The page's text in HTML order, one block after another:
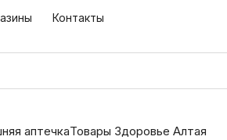
Контакты
аптечкаТовары Здоровье Алтая